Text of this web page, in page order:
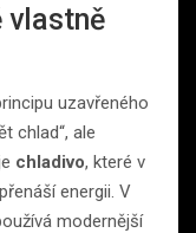
vlastně
uzavřeného
chlad“, ale
chladivo, které v
energii. V
modernější